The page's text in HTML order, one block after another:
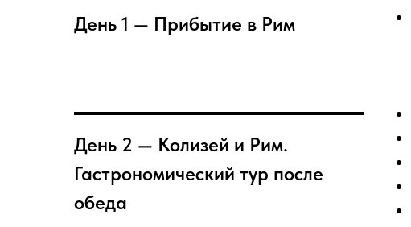
День 1 — Прибытие в Рим
День 2 — Колизей и Рим.
Гастрономический тур после
обеда